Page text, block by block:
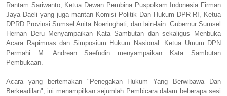
Rantam Sariwanto, Ketua Dewan Pembina Puspolkam Indonesia Firman
Jaya Daeli yang juga mantan Komisi Politik Dan Hukum DPR-RI, Ketua
DPRD Provinsi Sumsel Anita Noeringhati, dan lain-lain. Gubernur Sumsel
Hernan Deru Menyampaikan Kata Sambutan dan sekaligus Menbuka
Acara Rapimnas dan Simposium Hukum Nasional. Ketua Umum DPN
Permahi M. Andrean Saefudin menyampaikan Kata Sambutan
Pembukaan.
Acara yang bertemakan "Penegakan Hukum Yang Berwibawa Dan
Berkeadilan", ini menampilkan sejumlah Pembicara dalam beberapa sesi